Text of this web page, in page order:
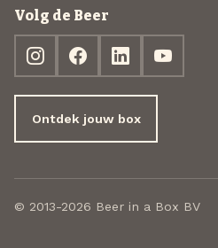
Volg de Beer
Ontdek jouw box
© 2013-2026 Beer in a Box BV